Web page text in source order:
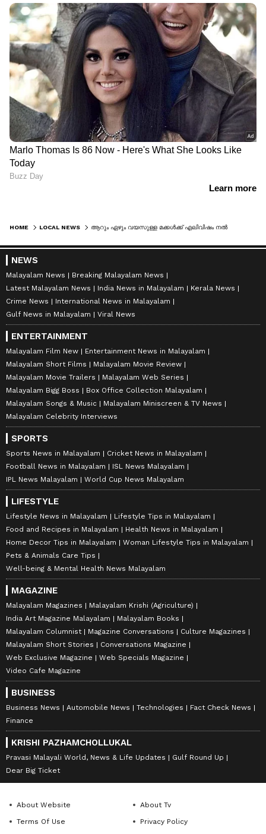
HOME LOCAL NEWS ആറും ഏഴും വയസുള്ള മക്കൾക്ക് എലിവിഷം നൽകി, പിന്നാലെ ആത്മഹത്യ ശ്രമം; ചികിത്സയിലായിരുന്ന പ്രതി കസ്റ്റഡിയിൽ നിന്ന് രക്ഷപ്പെട്ടു
NEWS
Malayalam News
Breaking Malayalam News
Latest Malayalam News
India News in Malayalam
Kerala News
Crime News
International News in Malayalam
Gulf News in Malayalam
Viral News
ENTERTAINMENT
Malayalam Film New
Entertainment News in Malayalam
Malayalam Short Films
Malayalam Movie Review
Malayalam Movie Trailers
Malayalam Web Series
Malayalam Bigg Boss
Box Office Collection Malayalam
Malayalam Songs & Music
Malayalam Miniscreen & TV News
Malayalam Celebrity Interviews
SPORTS
Sports News in Malayalam
Cricket News in Malayalam
Football News in Malayalam
ISL News Malayalam
IPL News Malayalam
World Cup News Malayalam
LIFESTYLE
Lifestyle News in Malayalam
Lifestyle Tips in Malayalam
Food and Recipes in Malayalam
Health News in Malayalam
Home Decor Tips in Malayalam
Woman Lifestyle Tips in Malayalam
Pets & Animals Care Tips
Well-being & Mental Health News Malayalam
MAGAZINE
Malayalam Magazines
Malayalam Krishi (Agriculture)
India Art Magazine Malayalam
Malayalam Books
Malayalam Columnist
Magazine Conversations
Culture Magazines
Malayalam Short Stories
Conversations Magazine
Web Exclusive Magazine
Web Specials Magazine
Video Cafe Magazine
BUSINESS
Business News Automobile News Technologies
Fact Check News
Finance
KRISHI PAZHAMCHOLLUKAL
Pravasi Malayali World, News & Life Updates
Gulf Round Up
Dear Big Ticket
About Website
About Tv
Terms Of Use
Privacy Policy